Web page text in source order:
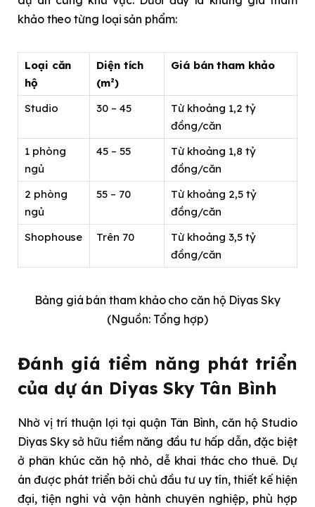
khảo theo từng loại sản phẩm:
Loại căn
hộ
Diện tích
(m²)
Giá bán tham khảo
Studio 30 – 45
Từ khoảng 1,2 tỷ
đồng/căn
1 phòng
ngủ
45 – 55
Từ khoảng 1,8 tỷ
đồng/căn
2 phòng
ngủ
55 – 70
Từ khoảng 2,5 tỷ
đồng/căn
Shophouse
Trên 70
Từ khoảng 3,5 tỷ
đồng/căn
Bảng giá bán tham khảo cho căn hộ Diyas Sky
(Nguồn: Tổng hợp)
Đánh giá tiềm năng phát triển
của dự án Diyas Sky Tân Bình
Nhờ vị trí thuận lợi tại quận Tân Bình, căn hộ Studio
Diyas Sky sở hữu tiềm năng đầu tư hấp dẫn, đặc biệt
ở phân khúc căn hộ nhỏ, dễ khai thác cho thuê. Dự
án được phát triển bởi chủ đầu tư uy tín, thiết kế hiện
đại, tiện nghi và vận hành chuyên nghiệp, phù hợp